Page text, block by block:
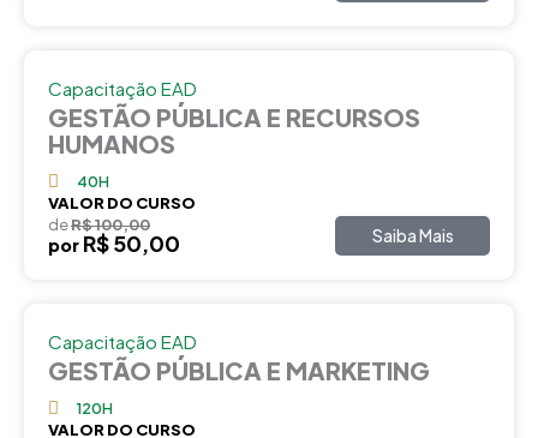
Capacitação EAD
GESTÃO PÚBLICA E RECURSOS
HUMANOS
40H
VALOR DO CURSO
deR$ 100,00
por R$ 50,00 Saiba Mais
Capacitação EAD
GESTÃO PÚBLICA E MARKETING
120H
VALOR DO CURSO